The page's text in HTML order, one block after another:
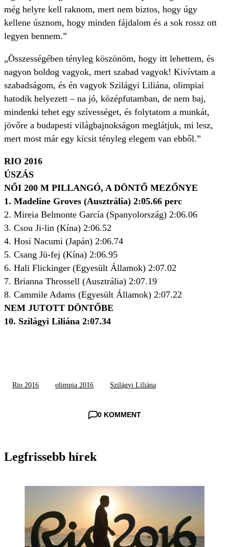
még helyre kell raknom, mert nem biztos, hogy úgy
kellene úsznom, hogy minden fájdalom és a sok rossz ott
legyen bennem.”
„Összességében tényleg köszönöm, hogy itt lehettem, és
nagyon boldog vagyok, mert szabad vagyok! Kivívtam a
szabadságom, és én vagyok Szilágyi Liliána, olimpiai
hatodik helyezett – na jó, középfutamban, de nem baj,
mindenki tehet egy szívességet, és folytatom a munkát,
jövőre a budapesti világbajnokságon meglátjuk, mi lesz,
mert most már egy kicsit tényleg elegem van ebből.”
RIO 2016
ÚSZÁS
NŐI 200 M PILLANGÓ, A DÖNTŐ MEZŐNYE
1. Madeline Groves (Ausztrália) 2:05.66 perc
2. Mireia Belmonte García (Spanyolország) 2:06.06
3. Csou Ji-lin (Kína) 2:06.52
4. Hosi Nacumi (Japán) 2:06.74
5. Csang Jü-fej (Kína) 2:06.95
6. Hali Flickinger (Egyesült Államok) 2:07.02
7. Brianna Throssell (Ausztrália) 2:07.19
8. Cammile Adams (Egyesült Államok) 2:07.22
NEM JUTOTT DÖNTŐBE
10. Szilágyi Liliána 2:07.34
Rio 2016 olimpia 2016 Szilágyi Liliána
0 KOMMENT
Legfrissebb hírek